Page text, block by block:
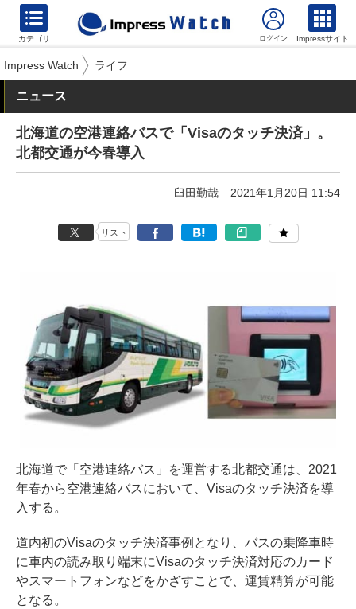
カテゴリ Impressサイト
Impress Watch ライフ
ニュース
北海道の空港連絡バスで「Visaのタッチ決済」。
北都交通が今春導入
臼田勤哉 2021年1月20日 11:54
リスト
北海道で「空港連絡バス」を運営する北都交通は、2021
年春から空港連絡バスにおいて、Visaのタッチ決済を導
入する。
道内初のVisaのタッチ決済事例となり、バスの乗降車時
に車内の読み取り端末にVisaのタッチ決済対応のカード
やスマートフォンなどをかざすことで、運賃精算が可能
となる。